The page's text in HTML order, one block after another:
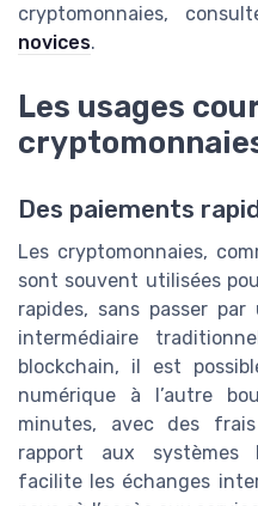
cryptomonnaies,
novices.
Les usages
Des paiements
Les cryptomonnaies,
sont souvent utilisées
rapides, sans passer
intermédiaire
blockchain, il est
numérique à l’autre
minutes, avec des
rapport aux systèmes
facilite les échanges